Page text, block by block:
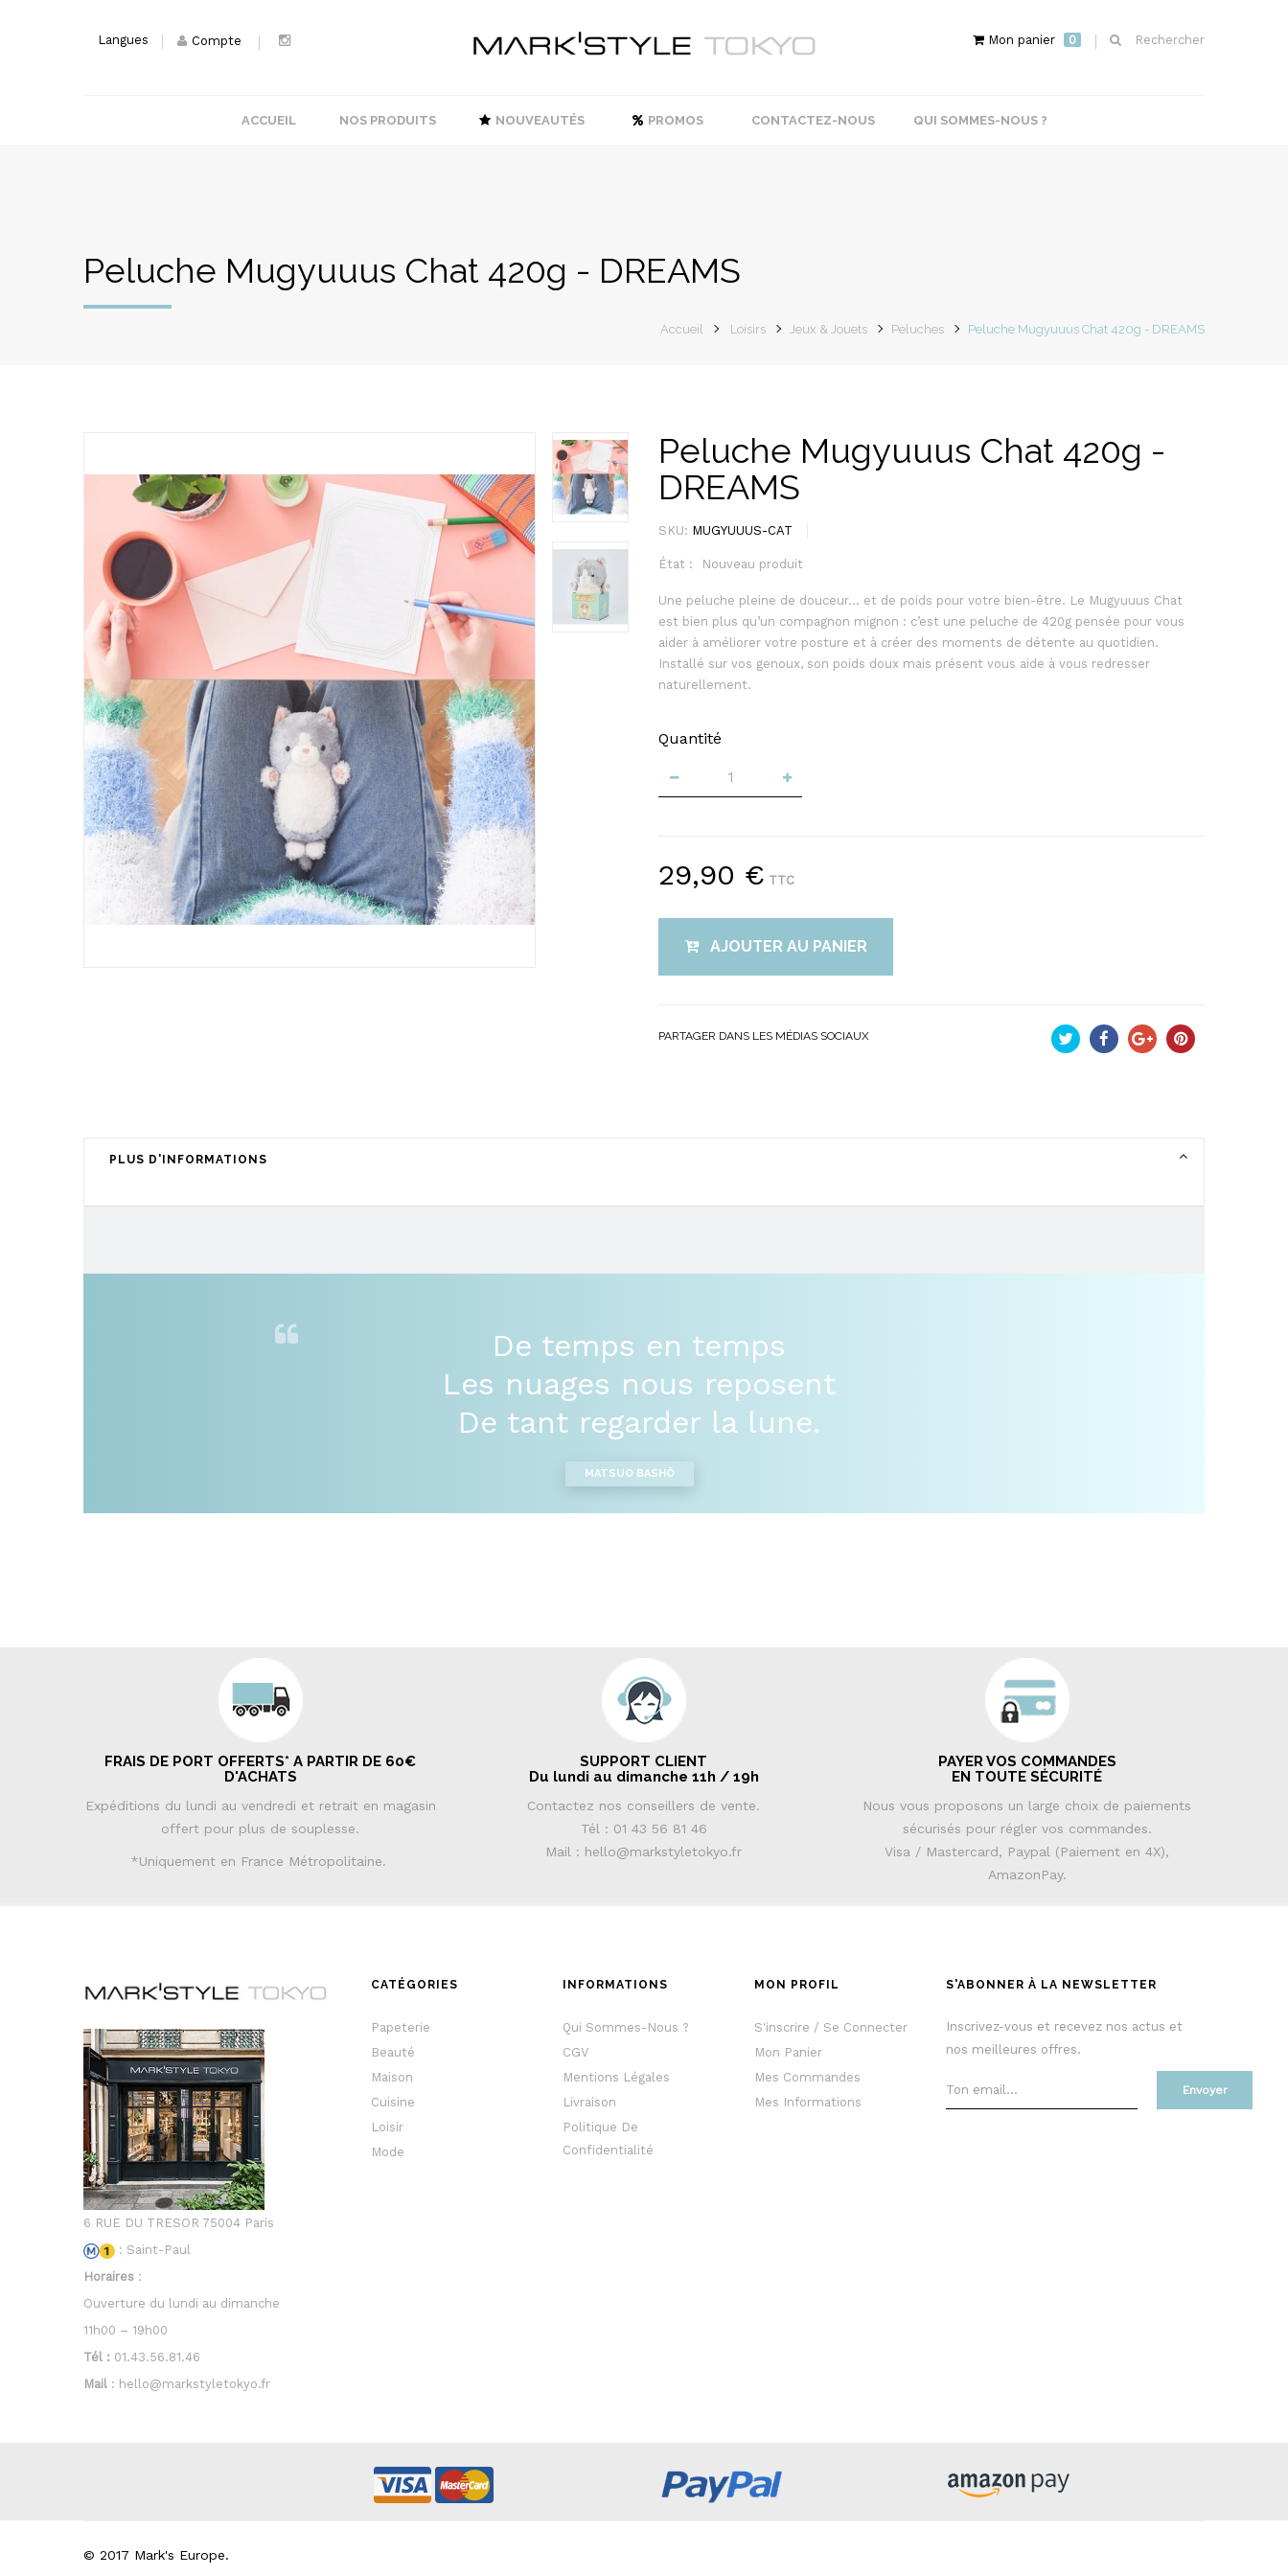
Langues Compte Rechercher
Mon panier 0
ACCUEIL NOS PRODUITS NOUVEAUTÉS PROMOS CONTACTEZ-NOUS QUI SOMMES-NOUS ?
Peluche Mugyuuus Chat 420g - DREAMS
Accueil Loisirs Jeux & Jouets Peluches Peluche Mugyuuus Chat 420g - DREAMS
Peluche Mugyuuus Chat 420g -
DREAMS
SKU: MUGYUUUS-CAT
État : Nouveau produit
Une peluche pleine de douceur… et de poids pour votre bien-être. Le Mugyuuus Chat
est bien plus qu’un compagnon mignon : c’est une peluche de 420g pensée pour vous
aider à améliorer votre posture et à créer des moments de détente au quotidien.
Installé sur vos genoux, son poids doux mais présent vous aide à vous redresser
naturellement.
Quantité
29,90 € TTC
AJOUTER AU PANIER
PARTAGER DANS LES MÉDIAS SOCIAUX
PLUS D'INFORMATIONS
De temps en temps
Les nuages nous reposent
De tant regarder la lune.
MATSUO BASHÕ
FRAIS DE PORT OFFERTS* A PARTIR DE 60€
D'ACHATS
Expéditions du lundi au vendredi et retrait en magasin
offert pour plus de souplesse.
*Uniquement en France Métropolitaine.
SUPPORT CLIENT
Du lundi au dimanche 11h / 19h
Contactez nos conseillers de vente.
Tél : 01 43 56 81 46
Mail : hello@markstyletokyo.fr
PAYER VOS COMMANDES
EN TOUTE SÉCURITÉ
Nous vous proposons un large choix de paiements
sécurisés pour régler vos commandes.
Visa / Mastercard, Paypal (Paiement en 4X),
AmazonPay.
6 RUE DU TRESOR 75004 Paris
: Saint-Paul
Horaires :
Ouverture du lundi au dimanche
11h00 – 19h00
Tél : 01.43.56.81.46
Mail : hello@markstyletokyo.fr
CATÉGORIES
Papeterie
Beauté
Maison
Cuisine
Loisir
Mode
INFORMATIONS
Qui Sommes-Nous ?
CGV
Mentions Légales
Livraison
Politique De
Confidentialité
MON PROFIL
S'inscrire / Se Connecter
Mon Panier
Mes Commandes
Mes Informations
S'ABONNER À LA NEWSLETTER
Inscrivez-vous et recevez nos actus et
nos meilleures offres.
Envoyer
© 2017 Mark's Europe.